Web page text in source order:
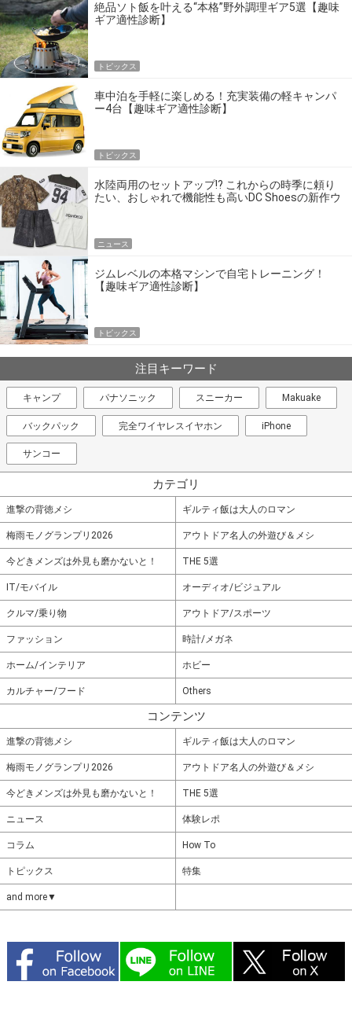
絶品ソト飯を叶える“本格”野外調理ギア5選【趣味
ギア適性診断】
トピックス
車中泊を手軽に楽しめる！充実装備の軽キャンパ
ー4台【趣味ギア適性診断】
トピックス
水陸両用のセットアップ!? これからの時季に頼り
たい、おしゃれで機能性も高いDC Shoesの新作ウ
ニュース
ジムレベルの本格マシンで自宅トレーニング！
【趣味ギア適性診断】
トピックス
注目キーワード
キャンプ パナソニック スニーカー Makuake
バックパック 完全ワイヤレスイヤホン iPhone
サンコー
カテゴリ
進撃の背徳メシ ギルティ飯は大人のロマン
梅雨モノグランプリ2026 アウトドア名人の外遊び＆メシ
今どきメンズは外見も磨かないと！ THE 5選
IT/モバイル オーディオ/ビジュアル
クルマ/乗り物 アウトドア/スポーツ
ファッション 時計/メガネ
ホーム/インテリア ホビー
カルチャー/フード Others
コンテンツ
進撃の背徳メシ ギルティ飯は大人のロマン
梅雨モノグランプリ2026 アウトドア名人の外遊び＆メシ
今どきメンズは外見も磨かないと！ THE 5選
ニュース 体験レポ
コラム How To
トピックス 特集
and more▼